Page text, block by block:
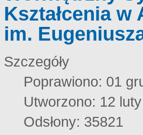
Kształcenia
im.
Szczegóły
Poprawiono: 01
Utworzono: 12
Odsłony: 35821